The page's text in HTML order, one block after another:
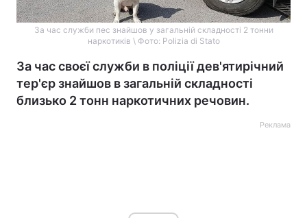
За час служби пес знайшов у загальній складності 2 тонни
наркотиків \ Фото: Polizia di Stato
За час своєї служби в поліції дев'ятирічний
тер'єр знайшов в загальній складності
близько 2 тонн наркотичних речовин.
Реклама